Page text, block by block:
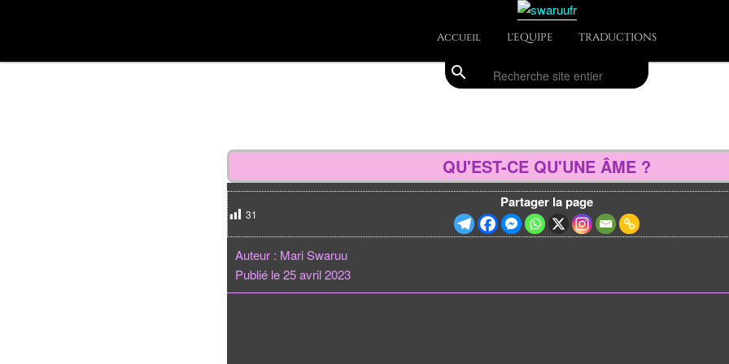
principal
swaruufr search
Accueil L'EQUIPE TRADUCTIONS
QU'EST-CE QU'UNE ÂME ?
31
Partager la page
Auteur : Mari Swaruu
Publié le 25 avril 2023